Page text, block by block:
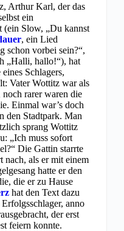
Arthur Karl, der das
ein
(ein Slow, „Du kannst
, ein Lied
schon vorbei sein?“,
„Halli, hallo!“), hat
Schlagers,
Vater Wottitz war als
noch rarer waren die
Einmal war’s doch
den Stadtpark. Man
sprang Wottitz
„Ich muss sofort
Die Gattin starrte
nach, als er mit einem
hatte er den
die er zu Hause
hat den Text dazu
anno
der erst
feiern konnte.